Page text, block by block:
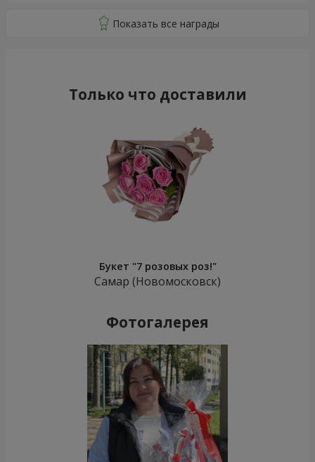
Только что доставили
Букет "7 розовых роз!"
Самар (Новомосковск)
Фотогалерея